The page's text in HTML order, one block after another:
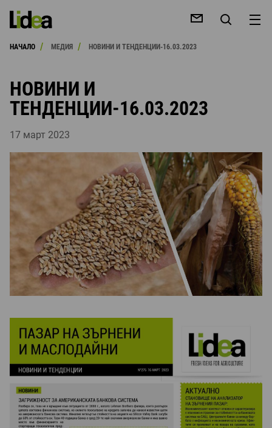
НАЧАЛО / МЕДИЯ / НОВИНИ И ТЕНДЕНЦИИ-16.03.2023
НОВИНИ И
ТЕНДЕНЦИИ-16.03.2023
17 март 2023